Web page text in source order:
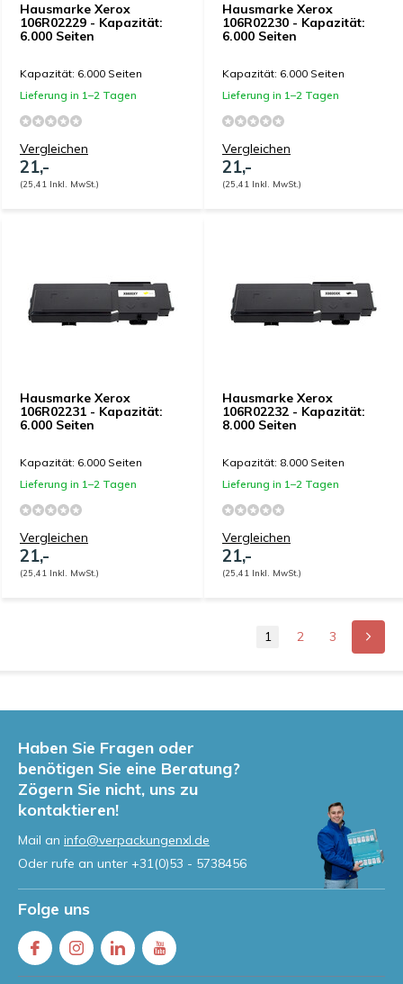
Hausmarke Xerox
106R02229 - Kapazität:
6.000 Seiten
Kapazität: 6.000 Seiten
Lieferung in 1–2 Tagen
Vergleichen
21,-
(25,41 Inkl. MwSt.)
Hausmarke Xerox
106R02230 - Kapazität:
6.000 Seiten
Kapazität: 6.000 Seiten
Lieferung in 1–2 Tagen
Vergleichen
21,-
(25,41 Inkl. MwSt.)
Hausmarke Xerox
106R02231 - Kapazität:
6.000 Seiten
Kapazität: 6.000 Seiten
Lieferung in 1–2 Tagen
Vergleichen
21,-
(25,41 Inkl. MwSt.)
Hausmarke Xerox
106R02232 - Kapazität:
8.000 Seiten
Kapazität: 8.000 Seiten
Lieferung in 1–2 Tagen
Vergleichen
21,-
(25,41 Inkl. MwSt.)
1 2 3
Haben Sie Fragen oder
benötigen Sie eine Beratung?
Zögern Sie nicht, uns zu
kontaktieren!
Mail an info@verpackungenxl.de
Oder rufe an unter +31(0)53 - 5738456
Folge uns